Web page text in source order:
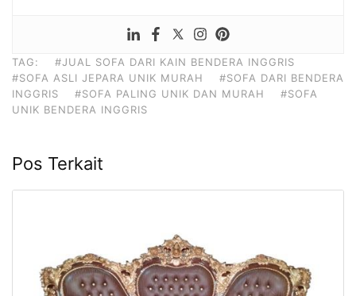
TAG:
#JUAL SOFA DARI KAIN BENDERA INGGRIS
#SOFA ASLI JEPARA UNIK MURAH
#SOFA DARI BENDERA
INGGRIS
#SOFA PALING UNIK DAN MURAH
#SOFA
UNIK BENDERA INGGRIS
Pos Terkait